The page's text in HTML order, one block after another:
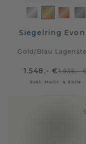
Siegelring Evon
Gold/ Blau
1.548,- €1.935,-
Exkl. MwSt. & Zölle